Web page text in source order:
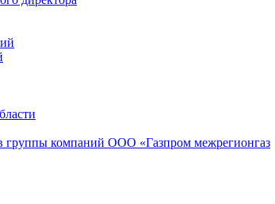
группы компаний ООО «Газпром межрегионгаз